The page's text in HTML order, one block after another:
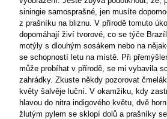
siningie samosprašné, jen musíte
z prašníku na bliznu. V přírodě tomuto
dopomáhají živí tvorové, co se týče
motýly s dlouhým sosákem nebo na
se schopností letu na místě. Při
může probíhat v přírodě, se mi vybavila
zahrádky. Zkuste někdy pozorovat
květy šalvěje luční. V okamžiku, kdy
hlavou do nitra indigového květu, dvě
žlutým pylem se sklopí dolů a prašníky